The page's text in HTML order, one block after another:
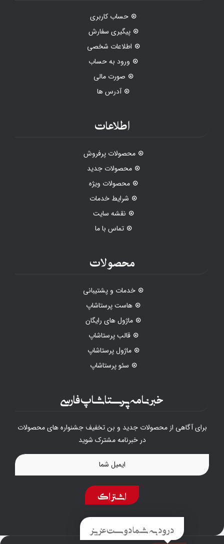
حساب کاربری
پیگیری سفارش
اطلاعات شخصی
ورود به حساب
صورت مالی
آدرس ها
اطلاعات
محصولات پرفروش
محصولات جدید
محصولات ویژه
شرایط خدمات
نقشه سایت
تماس با ما
محصولات
خدمات و پشتیبانی
هاست پرستاشاپ
ماژول های رایگان
قالب پرستاشاپ
ماژول پرستاشاپ
سئو پرستاشاپ
خبرنامه پرستاشاپ فارسی
برای آگاهی از محصولات جدید و بن تخفیف جشنواره های محصولات
در خبرنامه مشترک شوید
اشتراک
درود به شما دوست عزیز